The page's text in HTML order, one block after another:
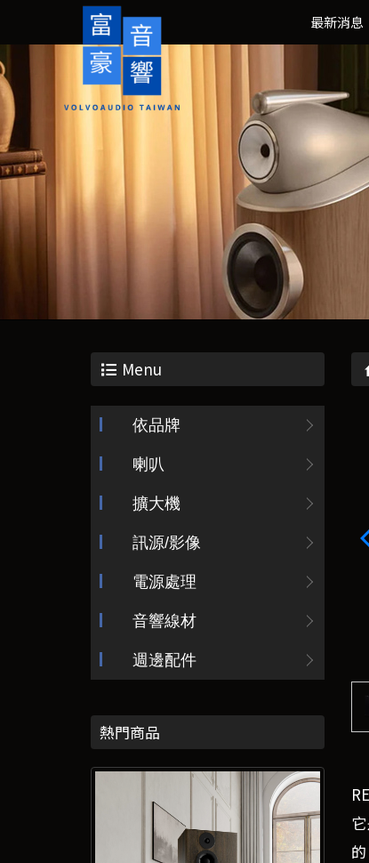
最新消息
Menu
依品牌
喇叭
擴大機
訊源/影像
電源處理
音響線材
週邊配件
熱門商品